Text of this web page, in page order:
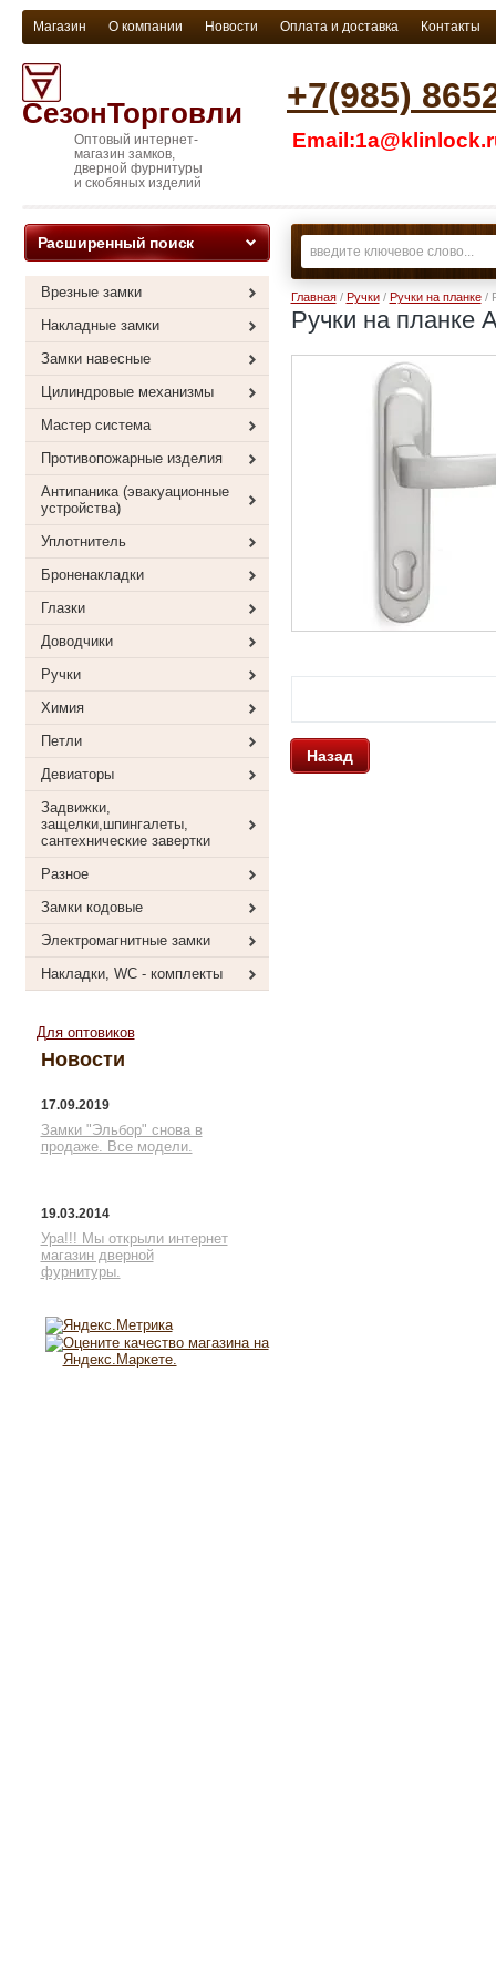
Магазин О компании Новости Оплата и доставка Контакты
СезонТорговли
Оптовый интернет-
магазин замков,
дверной фурнитуры
и скобяных изделий
+7(985)
Расширенный поиск
Врезные замки
Накладные замки
Замки навесные
Цилиндровые механизмы
Мастер система
Противопожарные изделия
Антипаника (эвакуационные
устройства)
Уплотнитель
Броненакладки
Глазки
Доводчики
Ручки
Химия
Петли
Девиаторы
Задвижки,
защелки,шпингалеты,
сантехнические завертки
Разное
Замки кодовые
Электромагнитные замки
Накладки, WC - комплекты
Для оптовиков
Новости
17.09.2019
Замки "Эльбор" снова в
продаже. Все модели.
19.03.2014
Ура!!! Мы открыли интернет
магазин дверной
фурнитуры.
Главная/ Ручки/ Ручки на планке/
Ручки на планке
Назад